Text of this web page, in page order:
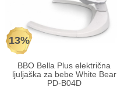
13%
BBO Bella Plus električna
ljuljaška za bebe White Bear
PD-B04D